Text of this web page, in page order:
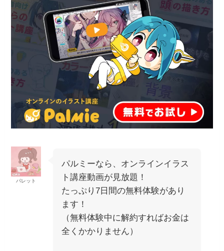
パレット
パルミーなら、オンラインイラス
ト講座動画が見放題！
たっぷり7日間の無料体験があり
ます！
（無料体験中に解約すればお金は
全くかかりません）